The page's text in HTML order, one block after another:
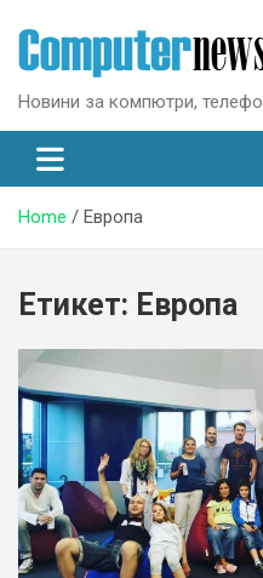
content
Новини за компютри,
Home Европа
Етикет: Европа